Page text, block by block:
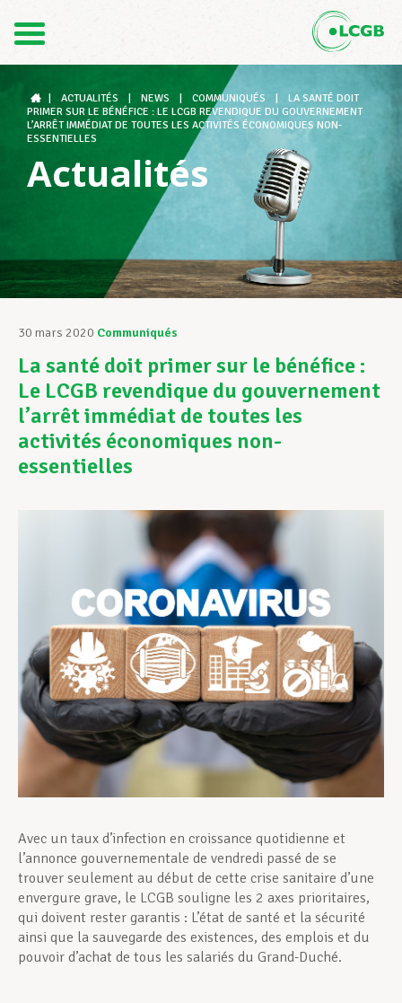
DE
Le LCGB
Structures syndicales
Assistance au Travail
Vos droits
Assistance en vie privée
Développement professionnel
Devenir Membre
Actualités
ACTUALITÉS NEWS COMMUNIQUÉS
LA SANTÉ DOIT
PRIMER SUR LE BÉNÉFICE : LE LCGB REVENDIQUE DU GOUVERNEMENT
L’ARRÊT IMMÉDIAT DE TOUTES LES ACTIVITÉS ÉCONOMIQUES NON-
ESSENTIELLES
Actualités
30 mars 2020 Communiqués
La santé doit primer sur le bénéfice :
Le LCGB revendique du gouvernement
l’arrêt immédiat de toutes les
activités économiques non-
essentielles
Avec un taux d’infection en croissance quotidienne et
l’annonce gouvernementale de vendredi passé de se
trouver seulement au début de cette crise sanitaire d’une
envergure grave, le LCGB souligne les 2 axes prioritaires,
qui doivent rester garantis : L’état de santé et la sécurité
ainsi que la sauvegarde des existences, des emplois et du
pouvoir d’achat de tous les salariés du Grand-Duché.